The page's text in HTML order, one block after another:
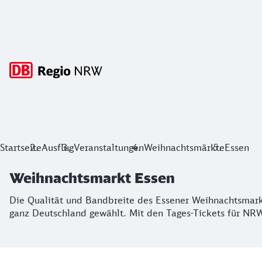
Weihnachtsmarkt Essen
StartseiteAusflugVeranstaltungenWeihnachtsmärkteEssen
Weihnachtsmarkt Essen
Die Qualität und Bandbreite des Essener
ganz Deutschland gewählt. Mit den Tages-Tickets für